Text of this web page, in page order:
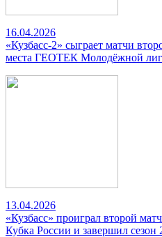
16.04.2026
«Кузбасс-2» сыграет матчи
места ГЕОТЕК Молодёжной
13.04.2026
«Кузбасс» проиграл второй
Кубка России и завершил сезон